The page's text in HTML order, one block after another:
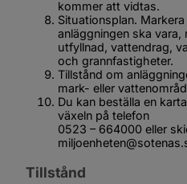
kommer att vidtas.
Situationsplan.
anläggningen ska
utfyllnad, vattendrag,
och grannfastigheter.
Tillstånd om
mark- eller
Du kan beställa en
växeln på telefon
0523 – 664000 eller
Tillstånd